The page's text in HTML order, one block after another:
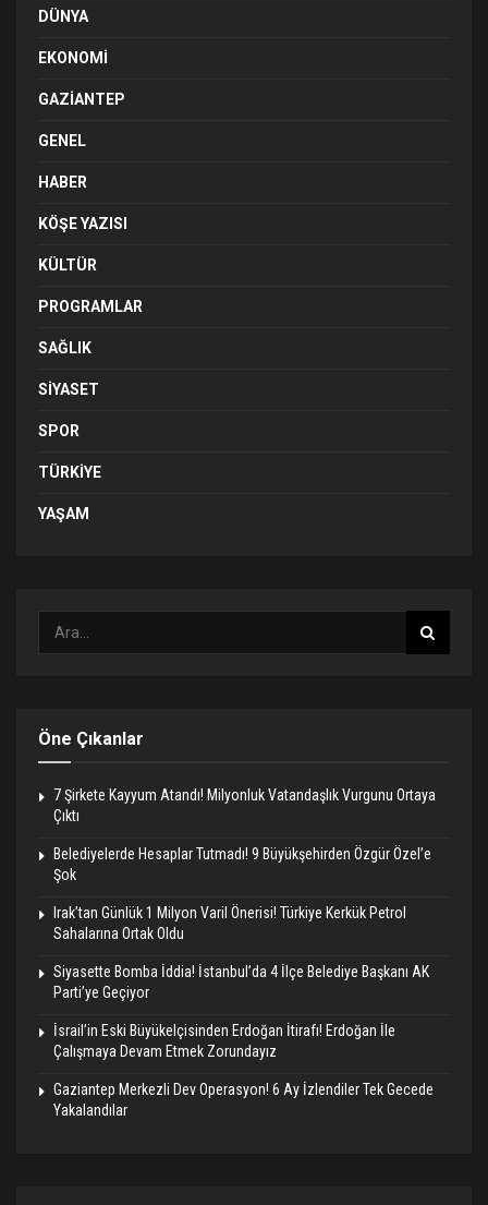
DÜNYA
EKONOMI
GAZIANTEP
GENEL
HABER
KÖŞE YAZISI
KÜLTÜR
PROGRAMLAR
SAĞLIK
SIYASET
SPOR
TÜRKIYE
YAŞAM
Öne Çıkanlar
7 Şirkete Kayyum Atandı! Milyonluk Vatandaşlık Vurgunu Ortaya
Çıktı
Belediyelerde Hesaplar Tutmadı! 9 Büyükşehirden Özgür Özel’e
Şok
Irak’tan Günlük 1 Milyon Varil Önerisi! Türkiye Kerkük Petrol
Sahalarına Ortak Oldu
Siyasette Bomba İddia! İstanbul’da 4 İlçe Belediye Başkanı AK
Parti’ye Geçiyor
İsrail’in Eski Büyükelçisinden Erdoğan İtirafı! Erdoğan İle
Çalışmaya Devam Etmek Zorundayız
Gaziantep Merkezli Dev Operasyon! 6 Ay İzlendiler Tek Gecede
Yakalandılar